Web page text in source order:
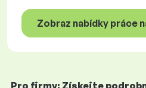
Zobraz nabídky práce